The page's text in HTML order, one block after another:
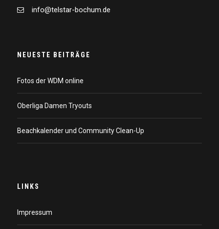
info@telstar-bochum.de
NEUESTE BEITRÄGE
Fotos der WDM online
Oberliga Damen Tryouts
Beachkalender und Community Clean-Up
LINKS
Impressum